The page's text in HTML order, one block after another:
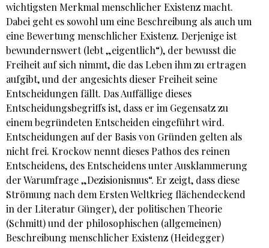
wichtigsten Merkmal menschlicher Existenz macht.
Dabei geht es sowohl um eine Beschreibung als auch um
eine Bewertung menschlicher Existenz. Derjenige ist
bewundernswert (lebt „eigentlich“), der bewusst die
Freiheit auf sich nimmt, die das Leben ihm zu ertragen
aufgibt, und der angesichts dieser Freiheit seine
Entscheidungen fällt. Das Auffällige dieses
Entscheidungsbegriffs ist, dass er im Gegensatz zu
einem begründeten Entscheiden eingeführt wird.
Entscheidungen auf der Basis von Gründen gelten als
nicht frei. Krockow nennt dieses Pathos des reinen
Entscheidens, des Entscheidens unter Ausklammerung
der Warumfrage „Dezisionismus“. Er zeigt, dass diese
Strömung nach dem Ersten Weltkrieg flächendeckend
in der Literatur Günger), der politischen Theorie
(Schmitt) und der philosophischen (allgemeinen)
Beschreibung menschlicher Existenz (Heidegger)